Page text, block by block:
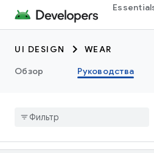
UI DESIGN
WEAR
Обзор
Руководства